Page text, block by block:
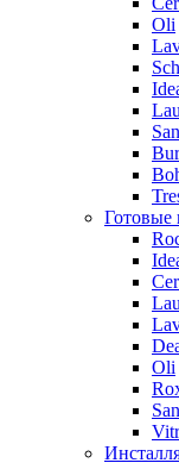
Oli
Готовые
Oli